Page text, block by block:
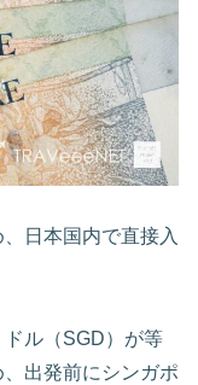
日本国内で直接入
ル（SGD）が等
出発前にシンガポ